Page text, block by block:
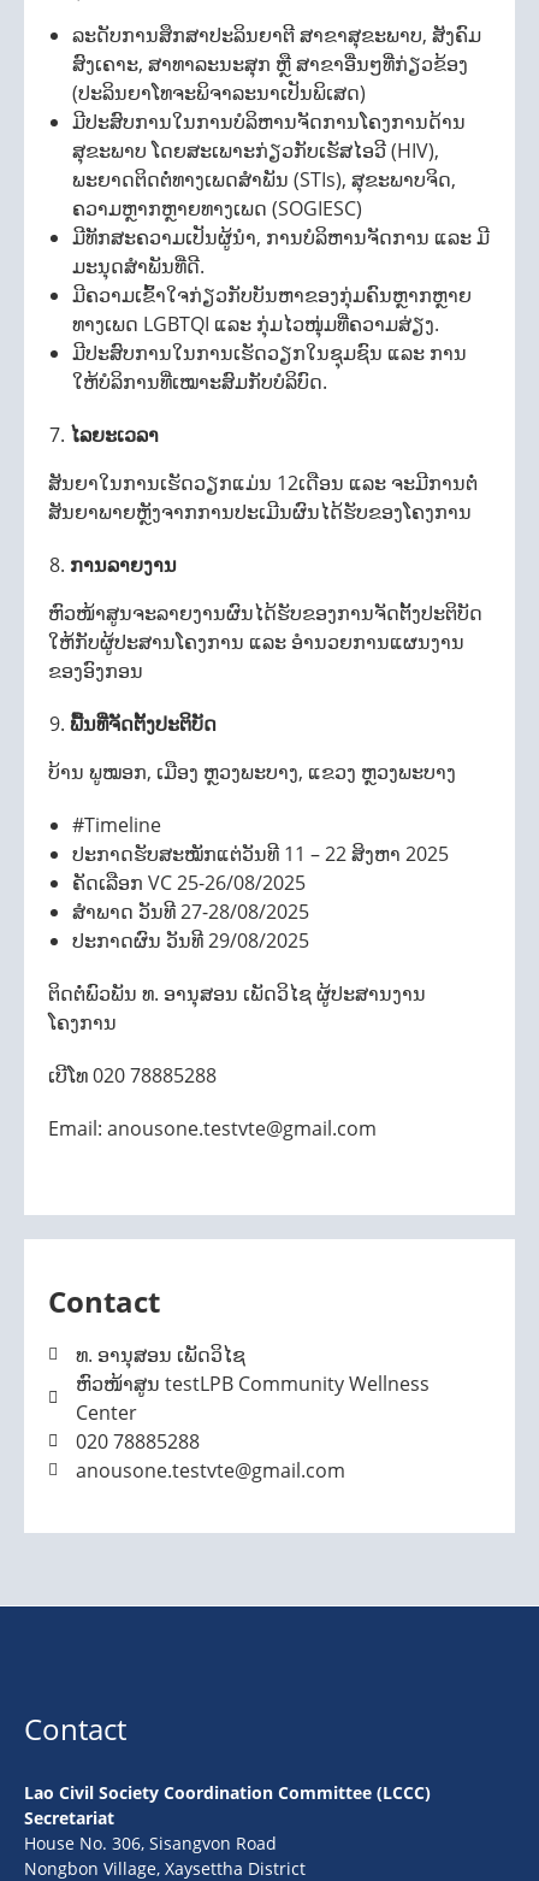
ລະດັບການສຶກສາປະລິນຍາຕີ ສາຂາສຸຂະພາບ, ສັງຄົມ
ສົງເຄາະ, ສາທາລະນະສຸກ ຫຼື ສາຂາອື່ນໆທີ່ກ່ຽວຂ້ອງ
(ປະລິນຍາໂທຈະພິຈາລະນາເປັນພິເສດ)
ມີປະສົບການໃນການບໍລິຫານຈັດການໂຄງການດ້ານ
ສຸຂະພາບ ໂດຍສະເພາະກ່ຽວກັບເຮັສໄອວີ (HIV),
ພະຍາດຕິດຕໍ່ທາງເພດສຳພັນ (STIs), ສຸຂະພາບຈິດ,
ຄວາມຫຼາກຫຼາຍທາງເພດ (SOGIESC)
ມີທັກສະຄວາມເປັນຜູ້ນຳ, ການບໍລິຫານຈັດການ ແລະ ມີ
ມະນຸດສຳພັນທີ່ດີ.
ມີຄວາມເຂົ້າໃຈກ່ຽວກັບບັນຫາຂອງກຸ່ມຄົນຫຼາກຫຼາຍ
ທາງເພດ LGBTQI ແລະ ກຸ່ມໄວໜຸ່ມທີ່ຄວາມສ່ຽງ.
ມີປະສົບການໃນການເຮັດວຽກໃນຊຸມຊົນ ແລະ ການ
ໃຫ້ບໍລິການທີ່ເໝາະສົມກັບບໍລິບົດ.
ໄລຍະເວລາ
ສັນຍາໃນການເຮັດວຽກແມ່ນ 12ເດືອນ ແລະ ຈະມີການຕໍ່
ສັນຍາພາຍຫຼັງຈາກການປະເມີນຜົນໄດ້ຮັບຂອງໂຄງການ
ການລາຍງານ
ຫົວໜ້າສູນຈະລາຍງານຜົນໄດ້ຮັບຂອງການຈັດຕັ້ງປະຕິບັດ
ໃຫ້ກັບຜູ້ປະສານໂຄງການ ແລະ ອຳນວຍການແຜນງານ
ຂອງອົງກອນ
ພື້ນທີ່ຈັດຕັ້ງປະຕິບັດ
ບ້ານ ພູໝອກ, ເມືອງ ຫຼວງພະບາງ, ແຂວງ ຫຼວງພະບາງ
#Timeline
ປະກາດຮັບສະໝັກແຕ່ວັນທີ 11 – 22 ສິງຫາ 2025
ຄັດເລືອກ VC 25-26/08/2025
ສຳພາດ ວັນທີ 27-28/08/2025
ປະກາດຜົນ ວັນທີ 29/08/2025
ຕິດຕໍ່ພົວພັນ ທ. ອານຸສອນ ເພັດວິໄຊ ຜູ້ປະສານງານ
ໂຄງການ
ເບີໂທ 020 78885288
Email: anousone.testvte@gmail.com
Contact
ທ. ອານຸສອນ ເພັດວິໄຊ
ຫົວໜ້າສູນ testLPB Community Wellness
Center
020 78885288
anousone.testvte@gmail.com
Contact
Lao Civil Society Coordination Committee (LCCC)
Secretariat
House No. 306, Sisangvon Road
Nongbon Village, Xaysettha District